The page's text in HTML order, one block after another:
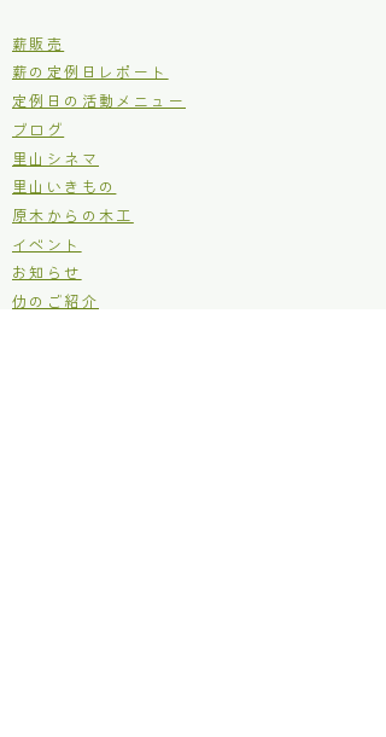
​薪販売
薪の定例日レポート
定例日の活動メニュー
ブログ
里山シネマ
里山いきもの
原木からの木工
イベント
お知らせ
仂のご紹介